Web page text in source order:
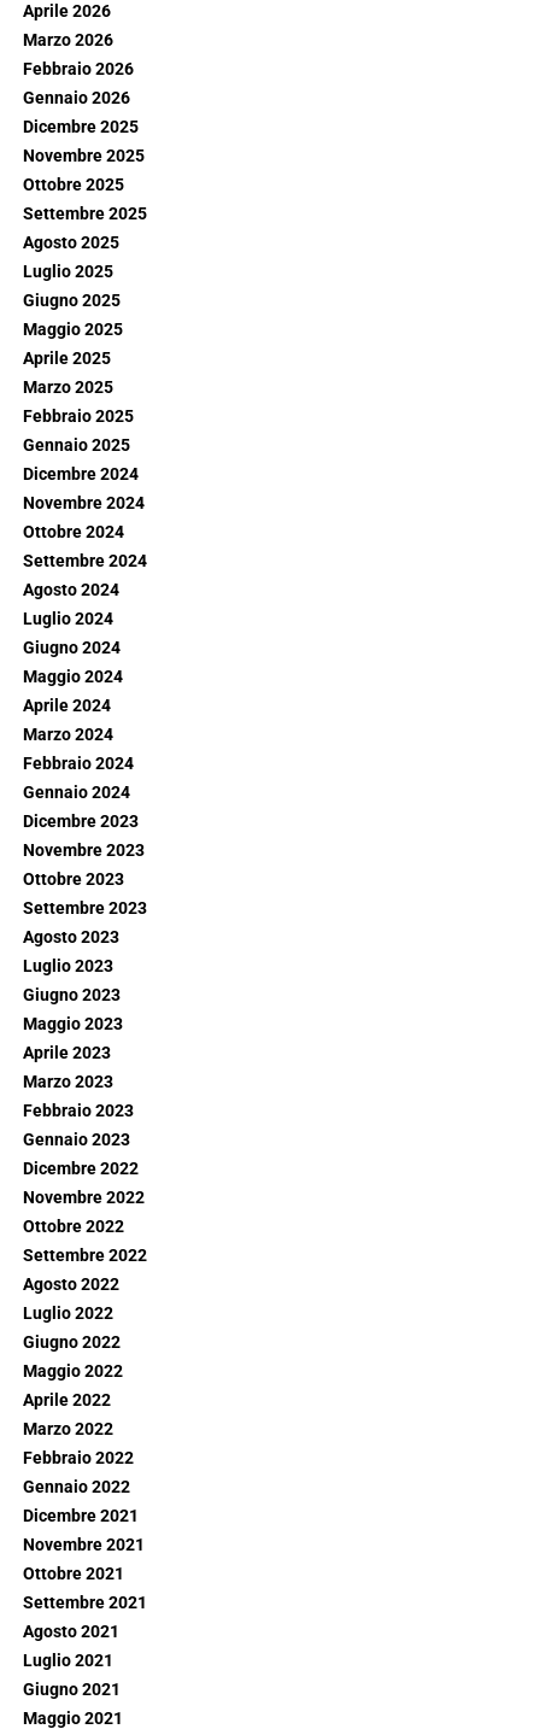
Aprile 2026
Marzo 2026
Febbraio 2026
Gennaio 2026
Dicembre 2025
Novembre 2025
Ottobre 2025
Settembre 2025
Agosto 2025
Luglio 2025
Giugno 2025
Maggio 2025
Aprile 2025
Marzo 2025
Febbraio 2025
Gennaio 2025
Dicembre 2024
Novembre 2024
Ottobre 2024
Settembre 2024
Agosto 2024
Luglio 2024
Giugno 2024
Maggio 2024
Aprile 2024
Marzo 2024
Febbraio 2024
Gennaio 2024
Dicembre 2023
Novembre 2023
Ottobre 2023
Settembre 2023
Agosto 2023
Luglio 2023
Giugno 2023
Maggio 2023
Aprile 2023
Marzo 2023
Febbraio 2023
Gennaio 2023
Dicembre 2022
Novembre 2022
Ottobre 2022
Settembre 2022
Agosto 2022
Luglio 2022
Giugno 2022
Maggio 2022
Aprile 2022
Marzo 2022
Febbraio 2022
Gennaio 2022
Dicembre 2021
Novembre 2021
Ottobre 2021
Settembre 2021
Agosto 2021
Luglio 2021
Giugno 2021
Maggio 2021